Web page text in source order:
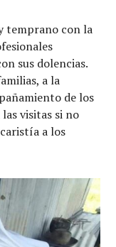
temprano con la
sus dolencias.
a la
de los
visitas si no
a los